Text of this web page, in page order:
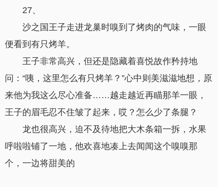
27、
沙之国王子走进龙巢时嗅到了烤肉的气味，一眼
便看到有只烤羊。
王子非常高兴，但还是隐藏着喜悦故作矜持地
问：“咦，这里怎么有只烤羊？”心中则美滋滋地想，原
来他为我这么尽心准备……越走越近再瞄那羊一眼，
王子的眉毛忍不住皱了起来，哎？怎么少了条腿？
龙也很高兴，迫不及待地把大木条箱一拆，水果
呼啦啦铺了一地，他欢喜地凑上去闻闻这个嗅嗅那
个，一边将甜美的